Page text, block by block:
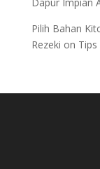
Pilih Bahan
Rezeki on